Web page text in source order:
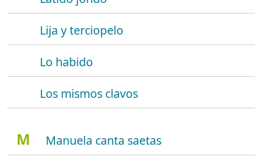
Lija y terciopelo
Lo habido
Los mismos clavos
M
Manuela canta saetas